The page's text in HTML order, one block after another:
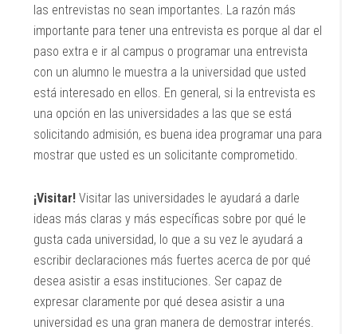
las entrevistas no sean importantes. La razón más
importante para tener una entrevista es porque al dar el
paso extra e ir al campus o programar una entrevista
con un alumno le muestra a la universidad que usted
está interesado en ellos. En general, si la entrevista es
una opción en las universidades a las que se está
solicitando admisión, es buena idea programar una para
mostrar que usted es un solicitante comprometido.
¡Visitar! Visitar las universidades le ayudará a darle
ideas más claras y más específicas sobre por qué le
gusta cada universidad, lo que a su vez le ayudará a
escribir declaraciones más fuertes acerca de por qué
desea asistir a esas instituciones. Ser capaz de
expresar claramente por qué desea asistir a una
universidad es una gran manera de demostrar interés.